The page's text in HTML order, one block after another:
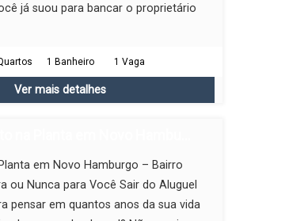
já suou para bancar o proprietário
1 Banheiro 1 Vaga
Ver mais detalhes
em Novo Hamburgo – Bairro
ou Nunca para Você Sair do Aluguel
pensar em quantos anos da sua vida